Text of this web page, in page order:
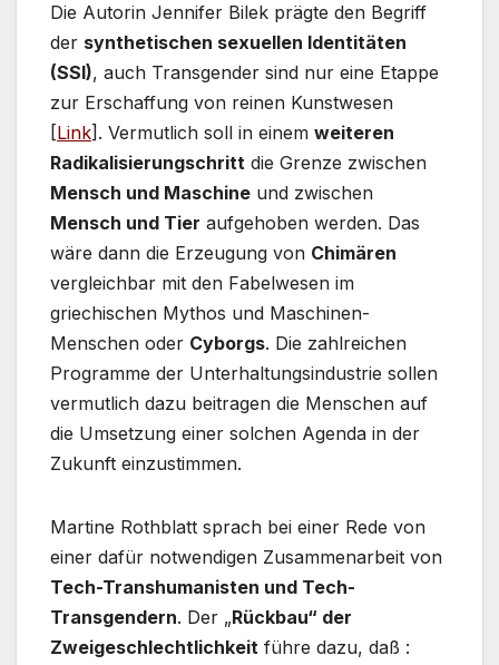
Die Autorin Jennifer Bilek prägte den Begriff
der synthetischen sexuellen Identitäten
(SSI), auch Transgender sind nur eine Etappe
zur Erschaffung von reinen Kunstwesen
[Link]. Vermutlich soll in einem weiteren
Radikalisierungschritt die Grenze zwischen
Mensch und Maschine und zwischen
Mensch und Tier aufgehoben werden. Das
wäre dann die Erzeugung von Chimären
vergleichbar mit den Fabelwesen im
griechischen Mythos und Maschinen-
Menschen oder Cyborgs. Die zahlreichen
Programme der Unterhaltungsindustrie sollen
vermutlich dazu beitragen die Menschen auf
die Umsetzung einer solchen Agenda in der
Zukunft einzustimmen.
Martine Rothblatt sprach bei einer Rede von
einer dafür notwendigen Zusammenarbeit von
Tech-Transhumanisten und Tech-
Transgendern. Der „Rückbau“ der
Zweigeschlechtlichkeit führe dazu, daß :